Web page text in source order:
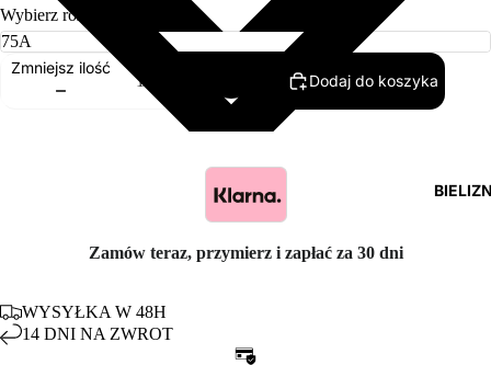
Wybierz rozmiar
Zmniejsz ilość
Dodaj do koszyka
Zamów teraz, przymierz i zapłać za 30 dni
WYSYŁKA W 48H
14 DNI NA ZWROT